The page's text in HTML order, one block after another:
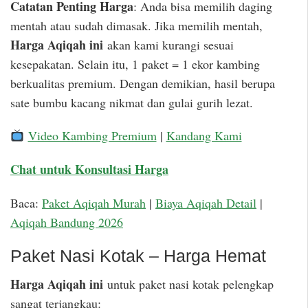
Catatan Penting Harga: Anda bisa memilih daging
mentah atau sudah dimasak. Jika memilih mentah,
Harga Aqiqah ini akan kami kurangi sesuai
kesepakatan. Selain itu, 1 paket = 1 ekor kambing
berkualitas premium. Dengan demikian, hasil berupa
sate bumbu kacang nikmat dan gulai gurih lezat.
Video Kambing Premium| Kandang Kami
Chat untuk Konsultasi Harga
Baca: Paket Aqiqah Murah | Biaya Aqiqah Detail |
Aqiqah Bandung 2026
Paket Nasi Kotak – Harga Hemat
Harga Aqiqah ini untuk paket nasi kotak pelengkap
sangat terjangkau: